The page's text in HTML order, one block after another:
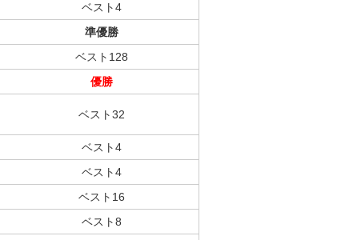
ベスト4
準優勝
ベスト128
優勝
ベスト32
ベスト4
ベスト4
ベスト16
ベスト8